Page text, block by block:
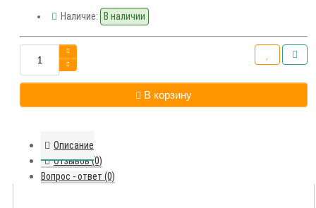
Наличие: В наличии
В корзину
Описание
Отзывов (0)
Вопрос - ответ (0)